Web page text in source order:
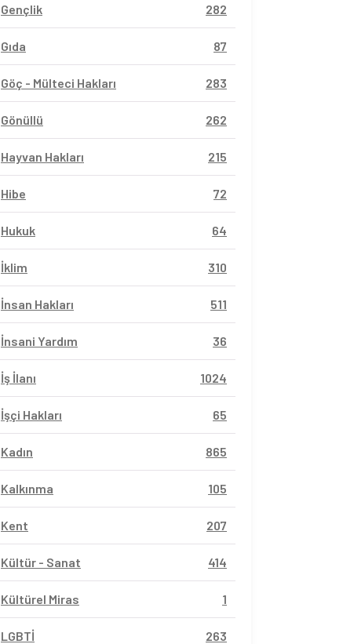
Gençlik 282
Gıda 87
Göç - Mülteci Hakları 283
Gönüllü 262
Hayvan Hakları 215
Hibe 72
Hukuk 64
İklim 310
İnsan Hakları 511
İnsani Yardım 36
İş İlanı 1024
İşçi Hakları 65
Kadın 865
Kalkınma 105
Kent 207
Kültür - Sanat 414
Kültürel Miras 1
LGBTİ 263